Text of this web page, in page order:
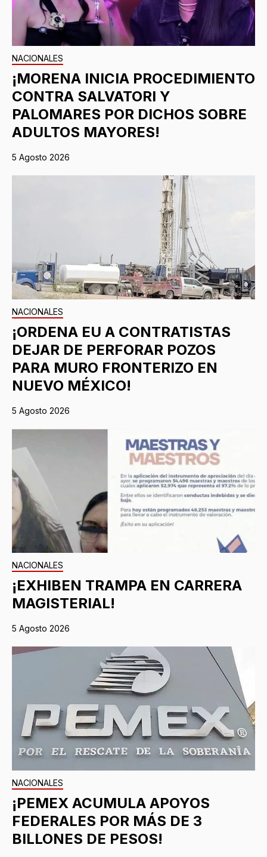
NACIONALES
¡MORENA INICIA PROCEDIMIENTO
CONTRA SALVATORI Y
PALOMARES POR DICHOS SOBRE
ADULTOS MAYORES!
5 Agosto 2026
NACIONALES
¡ORDENA EU A CONTRATISTAS
DEJAR DE PERFORAR POZOS
PARA MURO FRONTERIZO EN
NUEVO MÉXICO!
5 Agosto 2026
NACIONALES
¡EXHIBEN TRAMPA EN CARRERA
MAGISTERIAL!
5 Agosto 2026
NACIONALES
¡PEMEX ACUMULA APOYOS
FEDERALES POR MÁS DE 3
BILLONES DE PESOS!